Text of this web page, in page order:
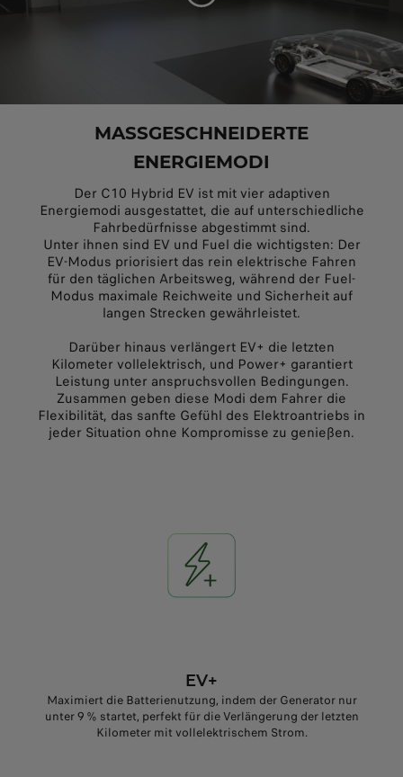
MASSGESCHNEIDERTE
ENERGIEMODI
Der C10 Hybrid EV ist mit vier adaptiven
Energiemodi ausgestattet, die auf unterschiedliche
Fahrbedürfnisse abgestimmt sind.
Unter ihnen sind EV und Fuel die wichtigsten: Der
EV-Modus priorisiert das rein elektrische Fahren
für den täglichen Arbeitsweg, während der Fuel-
Modus maximale Reichweite und Sicherheit auf
langen Strecken gewährleistet.
Darüber hinaus verlängert EV+ die letzten
Kilometer vollelektrisch, und Power+ garantiert
Leistung unter anspruchsvollen Bedingungen.
Zusammen geben diese Modi dem Fahrer die
Flexibilität, das sanfte Gefühl des Elektroantriebs in
jeder Situation ohne Kompromisse zu genießen.
EV+
Maximiert die Batterienutzung, indem der Generator nur
unter 9 % startet, perfekt für die Verlängerung der letzten
Kilometer mit vollelektrischem Strom.